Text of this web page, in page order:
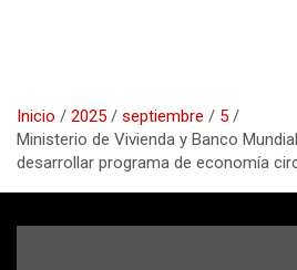
Inicio 2025 septiembre
5
Ministerio de Vivienda y Banco
desarrollar programa de economía